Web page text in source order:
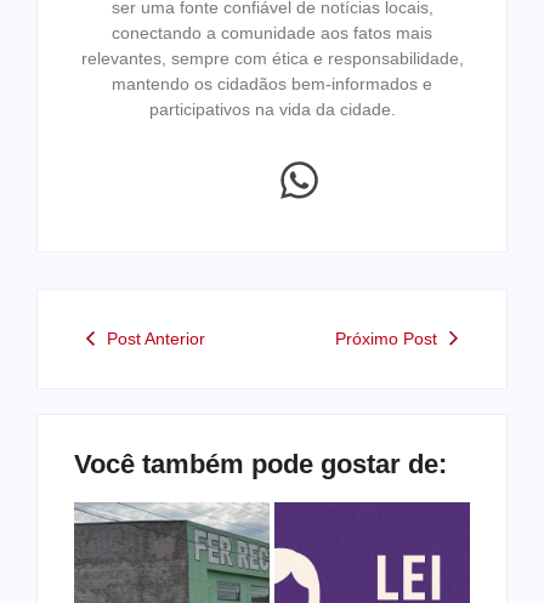
ser uma fonte confiável de notícias locais,
conectando a comunidade aos fatos mais
relevantes, sempre com ética e responsabilidade,
mantendo os cidadãos bem-informados e
participativos na vida da cidade.
Post Anterior Próximo Post
Você também pode gostar de: